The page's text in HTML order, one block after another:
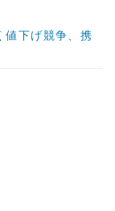
値下げ競争、携